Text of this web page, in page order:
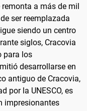
a más de mil
ser reemplazada
siendo un centro
siglos, Cracovia
para los
desarrollarse en
antiguo de Cracovia,
por la UNESCO, es
impresionantes